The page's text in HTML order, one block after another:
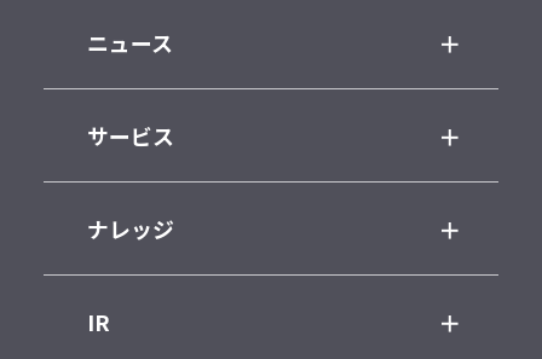
ニュース
サービス
ナレッジ
IR